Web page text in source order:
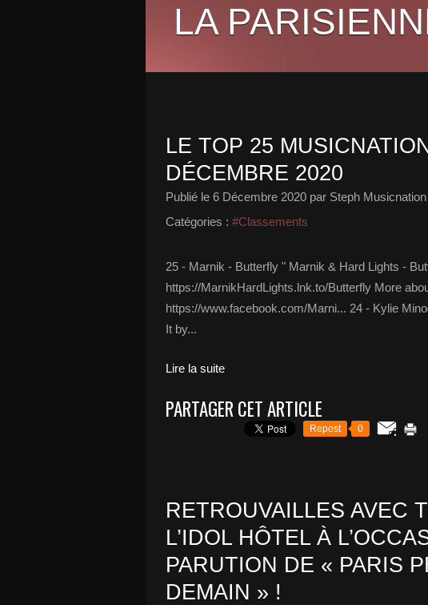
LA
LE TOP 25
DÉCEMBRE 2020
Publié le 6 Décembre 2020 par Steph Musicnation
Catégories : #Classements
25 - Marnik - Butterfly " Marnik & Hard Lights -
https://MarnikHardLights.lnk.to/Butterfly More
https://www.facebook.com/Marni... 24 - Kylie
It by...
Lire la suite
PARTAGER CET ARTICLE
Repost 0
RETROUVAILLES AVEC
L’IDOL HÔTEL À
PARUTION DE « PARIS
DEMAIN » !